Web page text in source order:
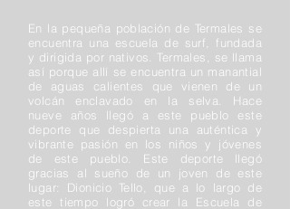
En la pequeña población de Termales se
encuentra una escuela de surf, fundada
y dirigida por nativos. Termales, se llama
así porque allí se encuentra un manantial
de aguas calientes que vienen de un
volcán enclavado en la selva. Hace
nueve años llegó a este pueblo este
deporte que despierta una auténtica y
vibrante pasión en los niños y jóvenes
de este pueblo. Este deporte llegó
gracias al sueño de un joven de este
lugar: Dionicio Tello, que a lo largo de
este tiempo logró crear la Escuela de